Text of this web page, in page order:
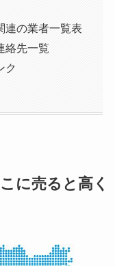
連の業者一覧表
絡先一覧
ク
に売ると高く